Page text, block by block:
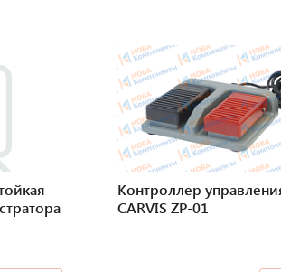
Контроллер
CARVIS ZP-01